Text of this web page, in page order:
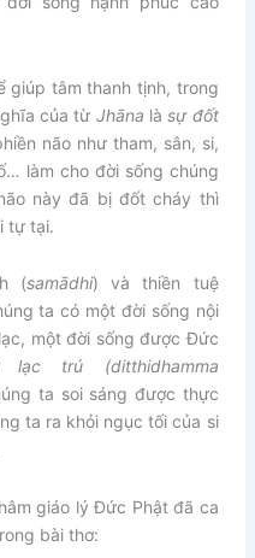
giúp tâm thanh tịnh, trong
của từ Jhāna làsự đốt
não như tham, sân, si,
làm cho đời sống chúng
này đã bị đốt cháy thì
tự tại.
(samādhi) và thiền tuệ
ta có một đời sống nội
một đời sống được Đức
lạc trú (ditthidhamma
ta soi sáng được thực
ta ra khỏi ngục tối của si
giáo lý Đức Phật đã ca
bài thơ: